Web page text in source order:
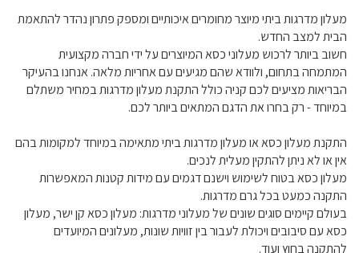
מעלון מדרגות ביתי מיוצר מחומרים איכותיים ומספק פתרון נהדר להתאמת
הבית למצב החדש.
חשוב ביותר לרכוש מעלוני כסא המיוצרים על ידי חברה מקצועית
המתמחה בתחום, ולוודא שהם מגיעים עם אחריות מלאה. אנחנו בהעיקר
הבריאות מציעים לכם קניה כולל התקנת מעלון מדרגות במחיר משתלם
במיוחד - רק בחרו את הדגם המתאים ביותר לכם.
התקנת מעלון כסא או מעלון מדרגות ביתי מתאימה במיוחד למקומות בהם
אין או לא ניתן להתקין מעלית לנכים.
מעלון כסא בטוח לשימוש וישנם דגמים עם מידות קטנות המאפשרות
התקנה כמעט בכל גרם מדרגות.
בעולם קיימים סוגים שונים של מעלוני מדרגות: מעלון כסא קן ישר, מעלון
כסא עם סיבובים ויכולת לעבור בין זוויות שונות, מעלונים המיועדים
להתקנה בחוץ ועוד.